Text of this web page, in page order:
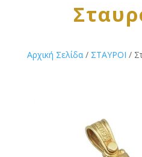
Αρχική Σελίδα/ ΣΤΑΥΡΟΙ /